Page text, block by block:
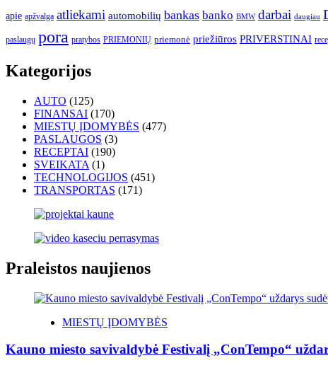
apie apžvalga atliekami automobilių bankas banko BMW darbai daugiau
paslaugų pora pratybos PRIEMONIŲ priemonė priežiūros PRIVERSTINAI
Kategorijos
AUTO (125)
FINANSAI (170)
MIESTŲ ĮDOMYBĖS (477)
PASLAUGOS (3)
RECEPTAI (190)
SVEIKATA (1)
TECHNOLOGIJOS (451)
TRANSPORTAS (171)
Praleistos naujienos
MIESTŲ ĮDOMYBĖS
Kauno miesto savivaldybė Festivalį „ConTempo“